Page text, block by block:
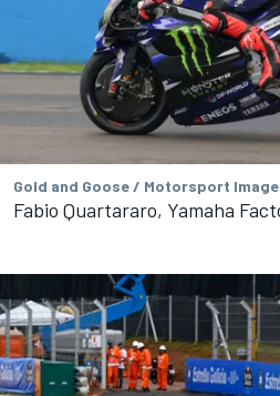
Gold and Goose / Motorsport
Fabio Quartararo, Yamaha